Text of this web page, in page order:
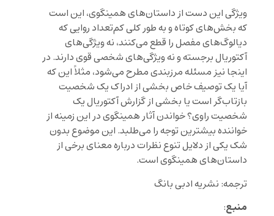
ویژگی این دست از داستان‌های همینگوی، این است
که بخش‌های کوتاه و به طور کلی کم‌تعداد روایی که
دیالوگ‌های مفصل را قطع می‌کنند، نه ویژگی‌های
آکتوریال برجسته و نه ویژگی‌های شخصی قوی دارند. در
اینجا نیز مسئله مرزبندی مطرح می‌شود، مثلاً این که
آیا یک توصیف خاص بخشی از ادراک یک شخصیت
بازتاب‌گر است یا بخشی از گزارش آکتوریال یک
شخصیت راوی؟ خواندن آثار همینگوی در این زمینه از
خواننده بیشترین توجه را می‌طلبد. این موضوع بدون
شک یکی از دلایل تنوع نظرات درباره معنای برخی از
داستان‌های همینگوی است.
ترجمه: نشریه ادبی بانگ
منبع: